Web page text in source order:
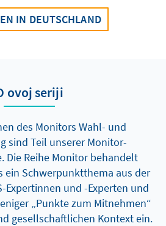
IN DEUTSCHLAND
ovoj seriji
des Monitors Wahl- und
sind Teil unserer Monitor-
Die Reihe Monitor behandelt
ein Schwerpunktthema aus der
Expertinnen und -Experten und
„Punkte zum Mitnehmen“
gesellschaftlichen Kontext ein.